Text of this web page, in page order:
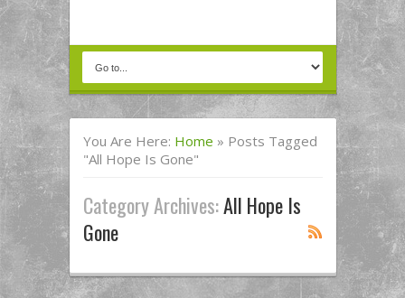
You Are Here: Home » Posts Tagged
"All Hope Is Gone"
Category Archives:All Hope Is
Gone